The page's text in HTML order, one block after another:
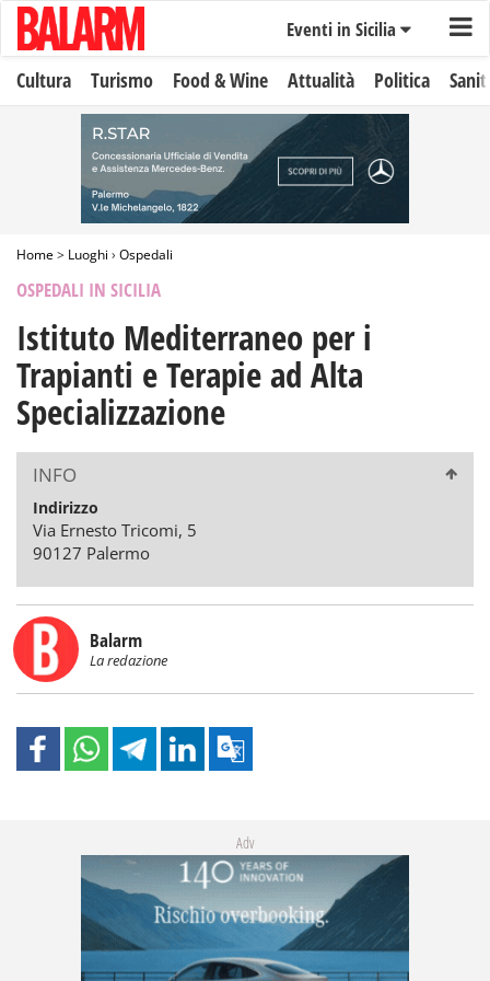
Eventi in Sicilia
Cultura Turismo Food & Wine Attualità Politica
Home> Luoghi › Ospedali
OSPEDALI IN SICILIA
Istituto Mediterraneo per i
Trapianti e Terapie ad Alta
Specializzazione
INFO
Indirizzo
Via Ernesto Tricomi, 5
90127 Palermo
Balarm
La redazione
Adv